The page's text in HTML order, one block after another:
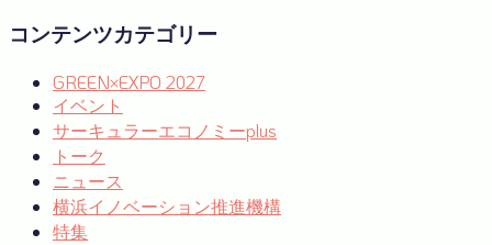
コンテンツカテゴリー
GREEN×EXPO 2027
イベント
サーキュラーエコノミーplus
トーク
ニュース
横浜イノベーション推進機構
特集